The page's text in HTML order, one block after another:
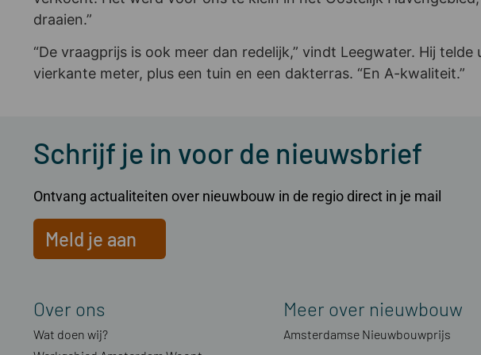
draaien.”
“De vraagprijs is ook meer dan redelijk,” vindt Leegwater. Hij
vierkante meter, plus een tuin en een dakterras. “En A-kwaliteit.”
Schrijf je in voor de nieuwsbrief
Ontvang actualiteiten over nieuwbouw in de regio direct in je mail
Meld je aan
Over ons
Wat doen wij?
Meer over nieuwbouw
Amsterdamse Nieuwbouwprijs